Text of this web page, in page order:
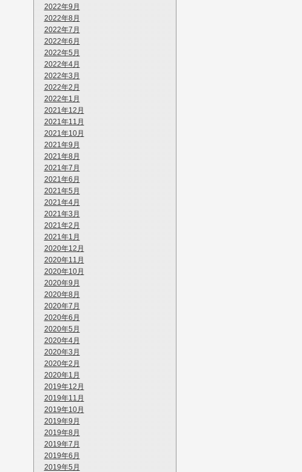
2022年9月
2022年8月
2022年7月
2022年6月
2022年5月
2022年4月
2022年3月
2022年2月
2022年1月
2021年12月
2021年11月
2021年10月
2021年9月
2021年8月
2021年7月
2021年6月
2021年5月
2021年4月
2021年3月
2021年2月
2021年1月
2020年12月
2020年11月
2020年10月
2020年9月
2020年8月
2020年7月
2020年6月
2020年5月
2020年4月
2020年3月
2020年2月
2020年1月
2019年12月
2019年11月
2019年10月
2019年9月
2019年8月
2019年7月
2019年6月
2019年5月